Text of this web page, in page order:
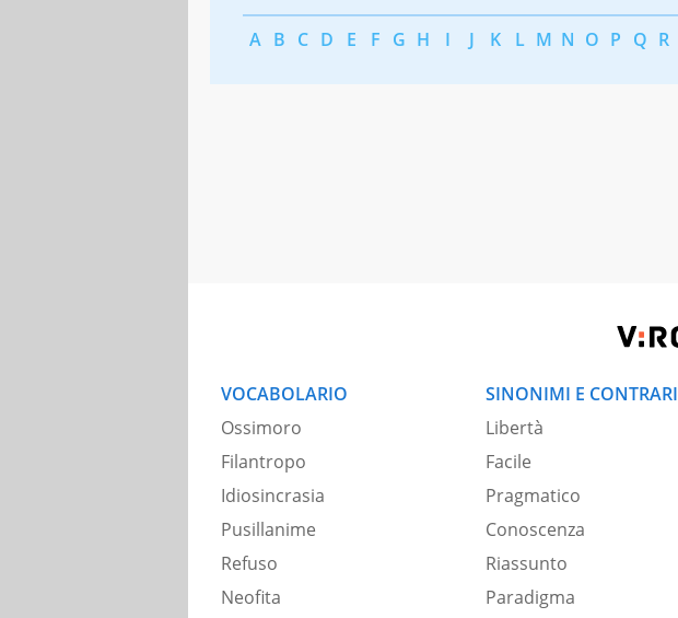
A B C D E F G H I J K L M N O P Q R
VOCABOLARIO
Ossimoro
Filantropo
Idiosincrasia
Pusillanime
Refuso
Neofita
SINONIMI E CONTRARI
Libertà
Facile
Pragmatico
Conoscenza
Riassunto
Paradigma